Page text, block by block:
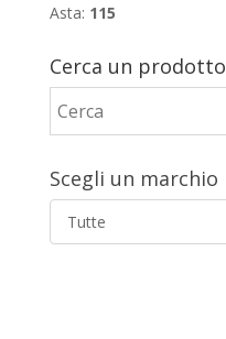
Asta: 115
Cerca un prodotto
Scegli un marchio
Tutte